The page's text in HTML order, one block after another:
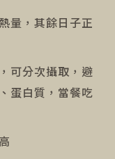
量，其餘日子正
可分次攝取，避
蛋白質，當餐吃